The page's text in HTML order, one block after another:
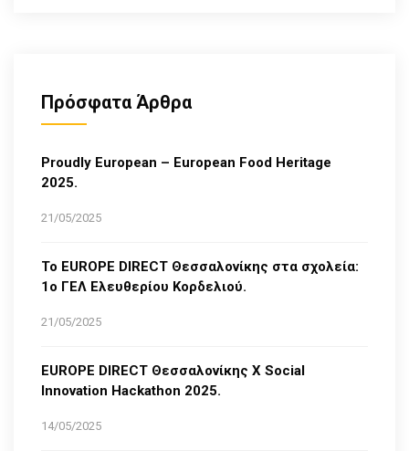
Πρόσφατα Άρθρα
Proudly European – European Food Heritage
2025.
21/05/2025
Το EUROPE DIRECT Θεσσαλονίκης στα σχολεία:
1ο ΓΕΛ Ελευθερίου Κορδελιού.
21/05/2025
EUROPE DIRECT Θεσσαλονίκης Χ Social
Innovation Hackathon 2025.
14/05/2025